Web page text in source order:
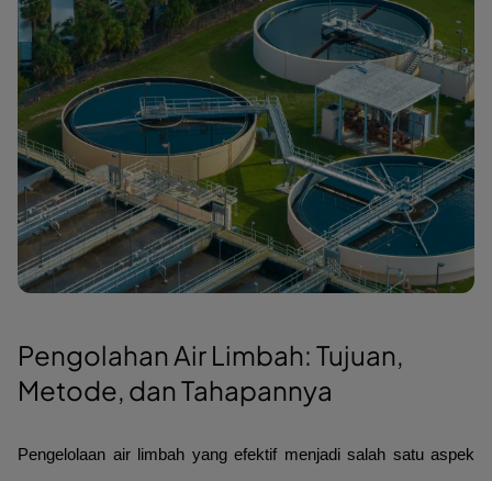
Pengolahan Air Limbah: Tujuan,
Metode, dan Tahapannya
Pengelolaan air limbah yang efektif menjadi salah satu aspek